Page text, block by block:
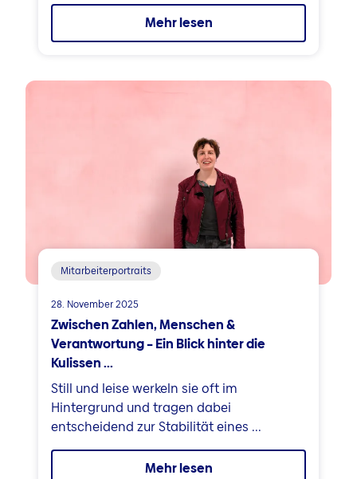
Mehr lesen
Mitarbeiterportraits
28. November 2025
Zwischen Zahlen, Menschen &
Verantwortung – Ein Blick hinter die
Kulissen ...
Still und leise werkeln sie oft im
Hintergrund und tragen dabei
entscheidend zur Stabilität eines ...
Mehr lesen